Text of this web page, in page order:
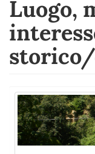
Luogo,